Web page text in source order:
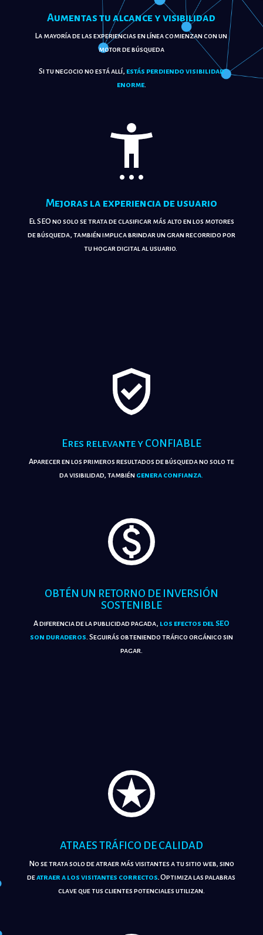
Aumentas tu alcance y visibilidad
La mayoría de las experiencias en línea comienzan con un
motor de búsqueda
Si tu negocio no está allí, estás perdiendo visibilidad
enorme.
!
Mejoras la experiencia de usuario
El SEO no solo se trata de clasificar más alto en los motores
de búsqueda, también implica brindar un gran recorrido por
tu hogar digital al usuario.
!
Eres relevante y CONFIABLE
Aparecer en los primeros resultados de búsqueda no solo te
da visibilidad, también genera confianza.
!
OBTÉN UN RETORNO DE INVERSIÓN
SOSTENIBLE
A diferencia de la publicidad pagada, los efectos del SEO
son duraderos. Seguirás obteniendo tráfico orgánico sin
pagar.
!
ATRAES TRÁFICO DE CALIDAD
No se trata solo de atraer más visitantes a tu sitio web, sino
deatraer a los visitantes correctos.Optimiza las palabras
clave que tus clientes potenciales utilizan.